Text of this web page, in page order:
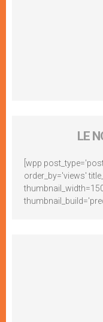
LE
[wpp
order_by='views'